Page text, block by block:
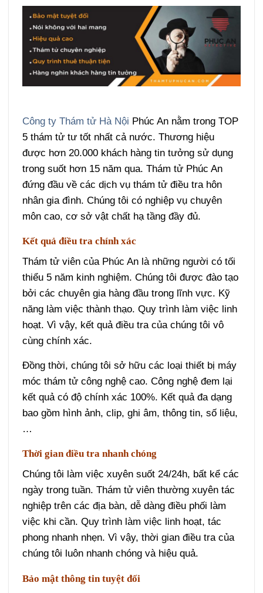
Công ty Thám tử Hà Nội Phúc An nằm trong TOP
5 thám tử tư tốt nhất cả nước. Thương hiệu
được hơn 20.000 khách hàng tin tưởng sử dụng
trong suốt hơn 15 năm qua. Thám tử Phúc An
đứng đầu về các dịch vụ thám tử điều tra hôn
nhân gia đình. Chúng tôi có nghiệp vụ chuyên
môn cao, cơ sở vật chất hạ tầng đầy đủ.
Kết quả điều tra chính xác
Thám tử viên của Phúc An là những người có tối
thiểu 5 năm kinh nghiệm. Chúng tôi được đào tạo
bởi các chuyên gia hàng đầu trong lĩnh vực. Kỹ
năng làm việc thành thạo. Quy trình làm việc linh
hoạt. Vì vậy, kết quả điều tra của chúng tôi vô
cùng chính xác.
Đồng thời, chúng tôi sở hữu các loại thiết bị máy
móc thám tử công nghệ cao. Công nghệ đem lại
kết quả có độ chính xác 100%. Kết quả đa dạng
bao gồm hình ảnh, clip, ghi âm, thông tin, số liệu,
…
Thời gian điều tra nhanh chóng
Chúng tôi làm việc xuyên suốt 24/24h, bất kể các
ngày trong tuần. Thám tử viên thường xuyên tác
nghiệp trên các địa bàn, dễ dàng điều phối làm
việc khi cần. Quy trình làm việc linh hoạt, tác
phong nhanh nhẹn. Vì vậy, thời gian điều tra của
chúng tôi luôn nhanh chóng và hiệu quả.
Bảo mật thông tin tuyệt đối